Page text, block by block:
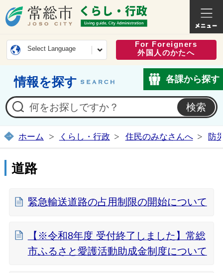
常総市公式ホームページ
くらし
Select Language
For Foreigners
外国人のかたへ
情報を探す 各課から探す
ホーム くらし・行政 住民のみなさんへ 防
道路
緊急輸送道路の占用制限の開始について
【※令和8年度 受付終了しました】常総
市ふるさと愛護活動助成金制度について